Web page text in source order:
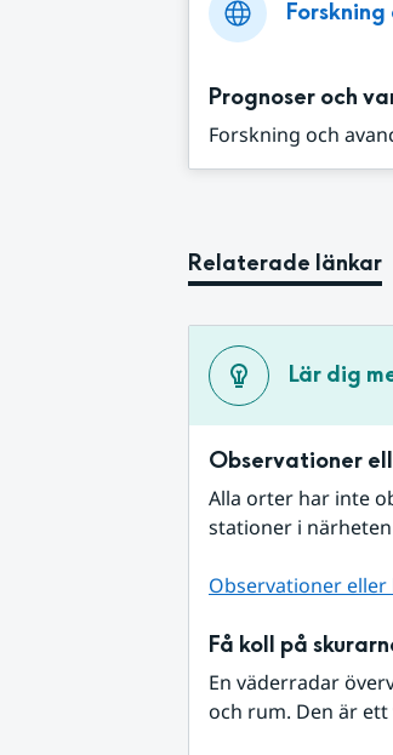
Prognoser och
Forskning och
Relaterade länkar
Lär dig
Observationer
Alla orter har inte
stationer i
Observationer
Få koll på
En väderradar
och rum. Den är